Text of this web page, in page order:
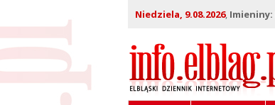
Niedziela, 9.08.2026, Imieniny: